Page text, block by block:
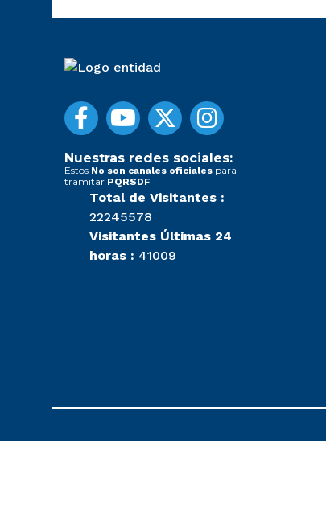
Nuestras redes sociales:
Estos No son canales oficiales para
tramitar PQRSDF
Total de Visitantes :
22245578
Visitantes Últimas 24
horas : 41009